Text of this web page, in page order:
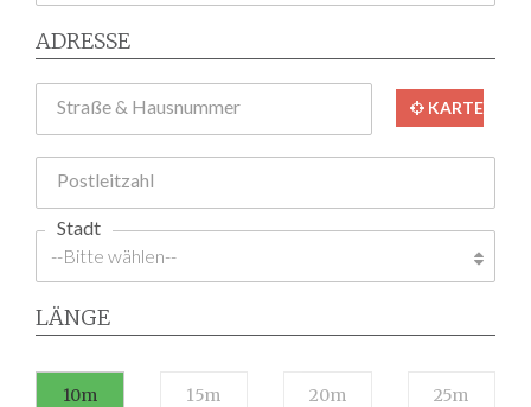
ADRESSE
Straße & Hausnummer KARTE
Postleitzahl
Stadt
LÄNGE
10m 15m 20m 25m